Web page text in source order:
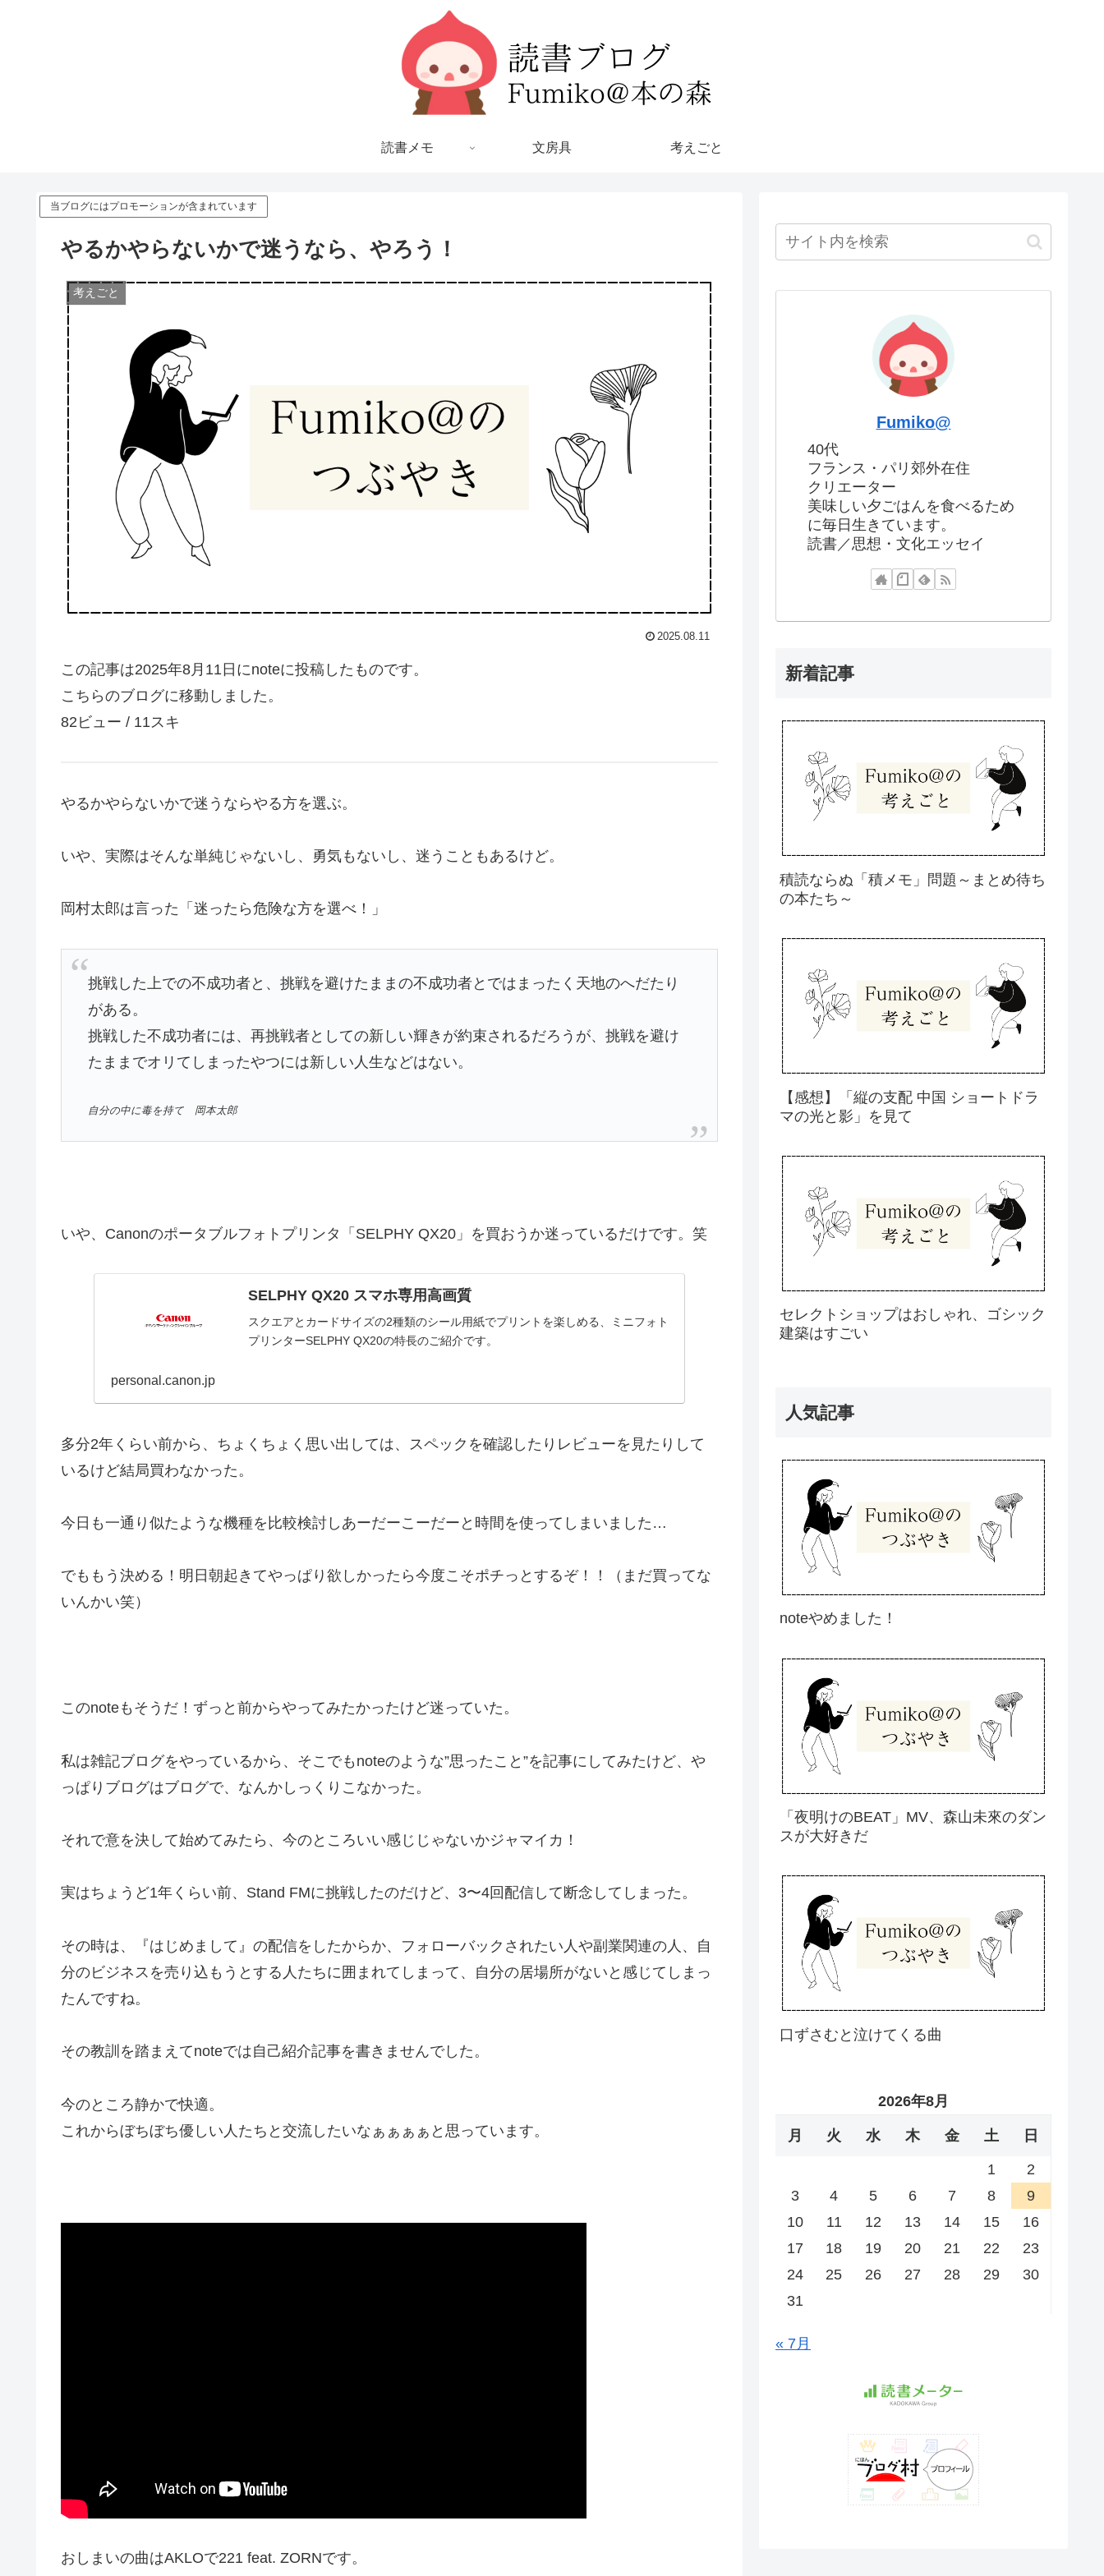
読書メモ 文房具 考えごと
当ブログにはプロモーションが含まれています
やるかやらないかで迷うなら、やろう！
考えごと
2025.08.11
この記事は2025年8月11日にnoteに投稿したものです。
こちらのブログに移動しました。
82ビュー / 11スキ
やるかやらないかで迷うならやる方を選ぶ。
いや、実際はそんな単純じゃないし、勇気もないし、迷うこともあるけど。
岡村太郎は言った「迷ったら危険な方を選べ！」
挑戦した上での不成功者と、挑戦を避けたままの不成功者とではまったく天地のへだたり
がある。
挑戦した不成功者には、再挑戦者としての新しい輝きが約束されるだろうが、挑戦を避け
たままでオリてしまったやつには新しい人生などはない。
自分の中に毒を持て 岡本太郎
いや、Canonのポータブルフォトプリンタ「SELPHY QX20」を買おうか迷っているだけです。笑
SELPHY QX20 スマホ専用高画質
スクエアとカードサイズの2種類のシール用紙でプリントを楽しめる、ミニフォト
プリンターSELPHY QX20の特長のご紹介です。
personal.canon.jp
多分2年くらい前から、ちょくちょく思い出しては、スペックを確認したりレビューを見たりして
いるけど結局買わなかった。
今日も一通り似たような機種を比較検討しあーだーこーだーと時間を使ってしまいました…
でももう決める！明日朝起きてやっぱり欲しかったら今度こそポチっとするぞ！！（まだ買ってな
いんかい笑）
このnoteもそうだ！ずっと前からやってみたかったけど迷っていた。
私は雑記ブログをやっているから、そこでもnoteのような”思ったこと”を記事にしてみたけど、や
っぱりブログはブログで、なんかしっくりこなかった。
それで意を決して始めてみたら、今のところいい感じじゃないかジャマイカ！
実はちょうど1年くらい前、Stand FMに挑戦したのだけど、3〜4回配信して断念してしまった。
その時は、『はじめまして』の配信をしたからか、フォローバックされたい人や副業関連の人、自
分のビジネスを売り込もうとする人たちに囲まれてしまって、自分の居場所がないと感じてしまっ
たんですね。
その教訓を踏まえてnoteでは自己紹介記事を書きませんでした。
今のところ静かで快適。
これからぼちぼち優しい人たちと交流したいなぁぁぁぁと思っています。
おしまいの曲はAKLOで221 feat. ZORNです。
Fumiko@
40代
フランス・パリ郊外在住
クリエーター
美味しい夕ごはんを食べるため
に毎日生きています。
読書／思想・文化エッセイ
新着記事
積読ならぬ「積メモ」問題～まとめ待ち
の本たち～
【感想】「縦の支配 中国 ショートドラ
マの光と影」を見て
セレクトショップはおしゃれ、ゴシック
建築はすごい
人気記事
noteやめました！
「夜明けのBEAT」MV、森山未來のダン
スが大好きだ
口ずさむと泣けてくる曲
2026年8月
月 火 水 木 金 土 日
1
2
3
4 5 6 7 8
9
10
11 12 13 14 15
16
17
18 19 20 21 22
23
24
25 26 27 28 29
30
31
« 7月